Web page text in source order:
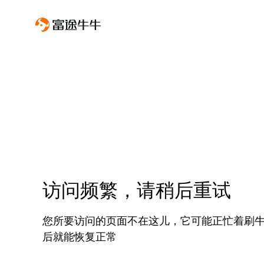
访问频繁，请稍后重试
您所要访问的页面不在这儿，它可能正忙着刷
后就能恢复正常